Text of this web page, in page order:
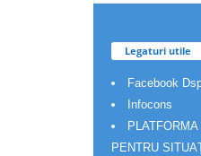
Legaturi utile
Facebook
Infocons
PENTRU